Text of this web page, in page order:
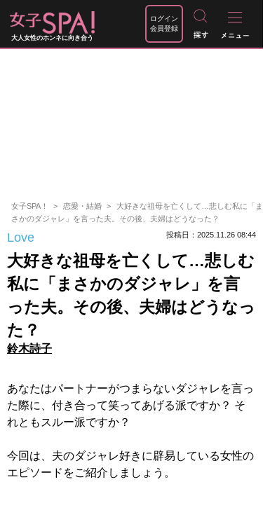
大人女性のホンネに向き合う
ログイン
会員登録
女子SPA！ 恋愛・結婚
大好きな祖母を亡くして…悲しむ私に「ま
さかのダジャレ」を言った夫。その後、夫婦はどうなった？
Love 投稿日：2025.11.26 08:44
大好きな祖母を亡くして…悲しむ
私に「まさかのダジャレ」を言
った夫。その後、夫婦はどうなっ
た？
鈴木詩子
あなたはパートナーがつまらないダジャレを言っ
た際に、付き合って笑ってあげる派ですか？ そ
れともスルー派ですか？
今回は、夫のダジャレ好きに辟易している女性の
エピソードをご紹介しましょう。